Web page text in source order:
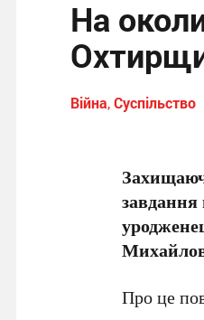
На
Війна,Суспільство
завдання
Про це